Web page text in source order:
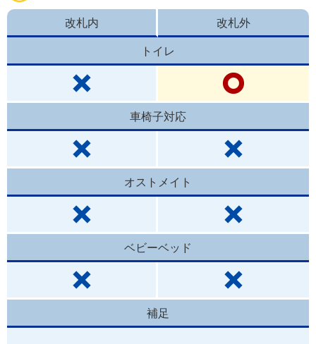
改札内 改札外
トイレ
車椅子対応
オストメイト
ベビーベッド
補足